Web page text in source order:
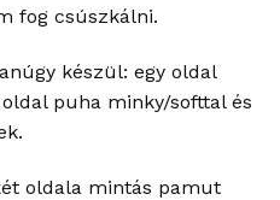
fog csúszkálni.
készül: egy oldal
puha minky/softtal és
oldala mintás pamut